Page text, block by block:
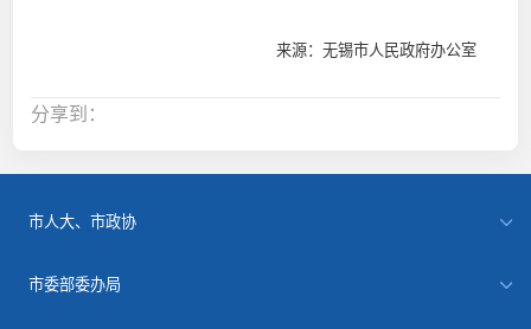
来源：无锡市人民政府办公室
分享到：
市人大、市政协
市委部委办局